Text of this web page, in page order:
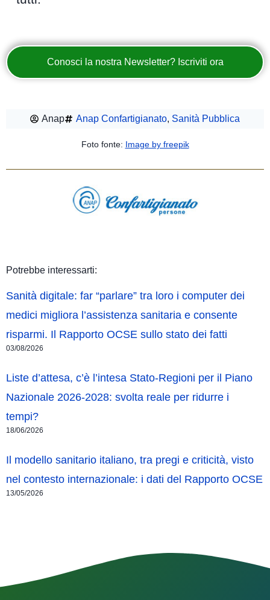
Conosci la nostra Newsletter? Iscriviti ora
Anap Anap Confartigianato, Sanità Pubblica
Foto fonte: Image by freepik
Potrebbe interessarti:
Sanità digitale: far “parlare” tra loro i computer dei
medici migliora l’assistenza sanitaria e consente
risparmi. Il Rapporto OCSE sullo stato dei fatti
03/08/2026
Liste d’attesa, c’è l’intesa Stato-Regioni per il Piano
Nazionale 2026-2028: svolta reale per ridurre i
tempi?
18/06/2026
Il modello sanitario italiano, tra pregi e criticità, visto
nel contesto internazionale: i dati del Rapporto OCSE
13/05/2026